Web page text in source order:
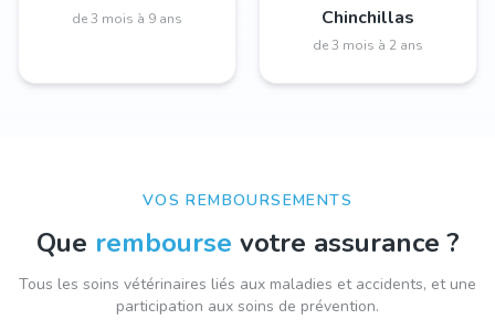
de 3 mois à 9 ans
Chinchillas
de 3 mois à 2 ans
VOS REMBOURSEMENTS
Que rembourse votre assurance ?
Tous les soins vétérinaires liés aux maladies et accidents, et une
participation aux soins de prévention.